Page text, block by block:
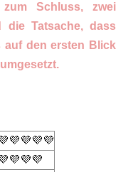
Schluss, zwei
die Tatsache, dass
auf den ersten Blick